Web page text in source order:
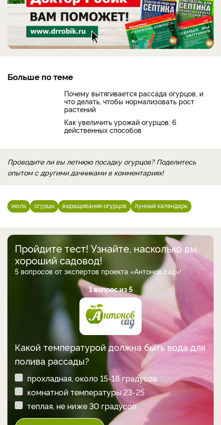
Больше по теме
Почему вытягивается рассада огурцов, и
что делать, чтобы нормализовать рост
растений
Как увеличить урожай огурцов: 6
действенных способов
Проводите ли вы летнюю посадку огурцов? Поделитесь
опытом с другими дачниками в комментариях!
июль огурцы выращивание огурцов лунный календарь
Пройдите тест! Узнайте, насколько вы
хороший садовод!
5 вопросов от экспертов проекта «Антонов сад»!
1 вопрос из 5
Какой температурой должна быть вода для
полива рассады?
прохладная, около 15-18 градусов
комнатной температуры 23-25
теплая, не ниже 30 градусов